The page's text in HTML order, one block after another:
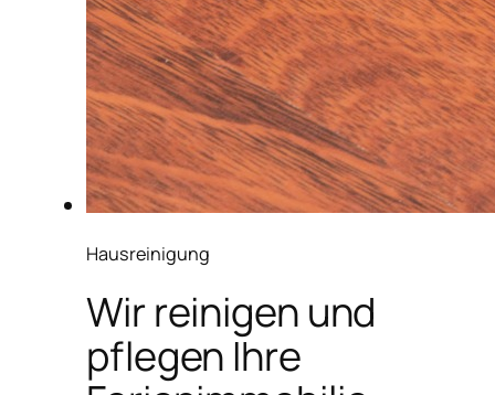
Hausreinigung
Wir reinigen und
pflegen Ihre